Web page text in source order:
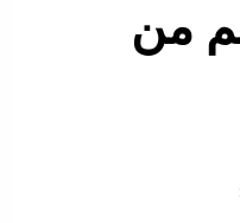
من